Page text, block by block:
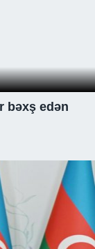
bəxş edən